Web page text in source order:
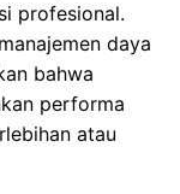
profesional.
daya
bahwa
performa
atau